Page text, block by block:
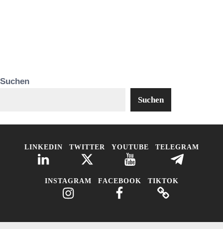
Suchen
Suchen
LINKEDIN TWITTER YOUTUBE TELEGRAM
INSTAGRAM FACEBOOK TIKTOK